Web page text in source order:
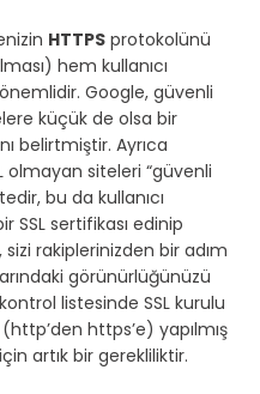
HTTPS protokolünü
hem kullanıcı
Google, güvenli
küçük de olsa bir
belirtmiştir. Ayrıca
olmayan siteleri “güvenli
bu da kullanıcı
SSL sertifikası edinip
sizi rakiplerinizden bir adım
görünürlüğünüzü
listesinde SSL kurulu
https’e) yapılmış
artık bir gerekliliktir.